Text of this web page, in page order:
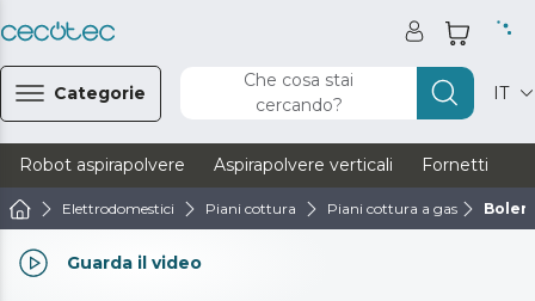
Categorie
Che cosa stai
cercando?
IT
Robot aspirapolvere Aspirapolvere verticali Fornetti
Elettrodomestici Piani cottura Piani cottura a gas
Guarda il video